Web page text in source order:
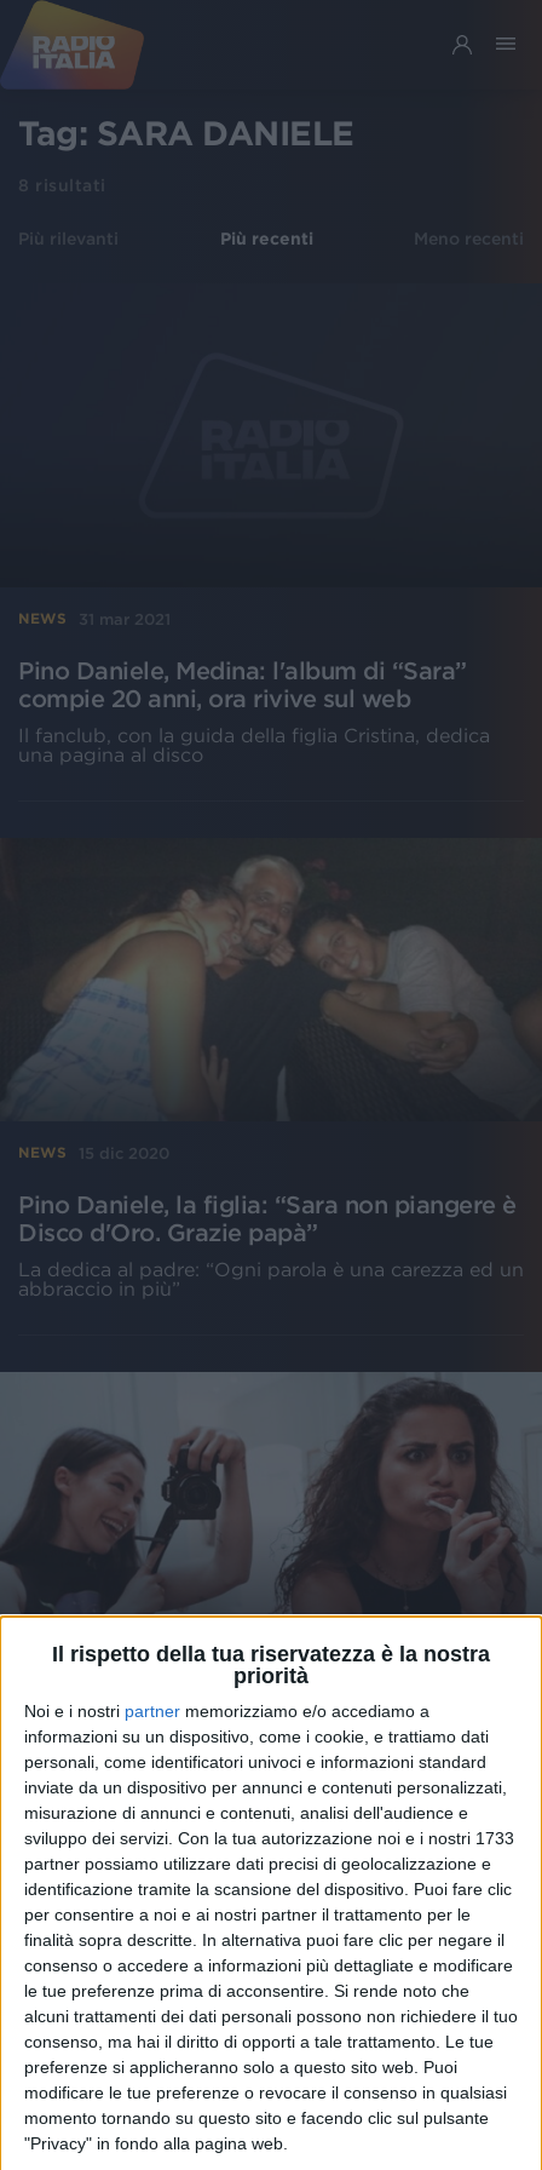
Il rispetto della tua riservatezza è la nostra
priorità
Noi e i nostri partner memorizziamo e/o accediamo a
informazioni su un dispositivo, come i cookie, e trattiamo dati
personali, come identificatori univoci e informazioni standard
inviate da un dispositivo per annunci e contenuti personalizzati,
misurazione di annunci e contenuti, analisi dell'audience e
sviluppo dei servizi. Con la tua autorizzazione noi e i nostri 1733
partner possiamo utilizzare dati precisi di geolocalizzazione e
identificazione tramite la scansione del dispositivo. Puoi fare clic
per consentire a noi e ai nostri partner il trattamento per le
finalità sopra descritte. In alternativa puoi fare clic per negare il
consenso o accedere a informazioni più dettagliate e modificare
le tue preferenze prima di acconsentire. Si rende noto che
alcuni trattamenti dei dati personali possono non richiedere il tuo
consenso, ma hai il diritto di opporti a tale trattamento. Le tue
preferenze si applicheranno solo a questo sito web. Puoi
modificare le tue preferenze o revocare il consenso in qualsiasi
momento tornando su questo sito e facendo clic sul pulsante
"Privacy" in fondo alla pagina web.
Tag: SARA DANIELE
8 risultati
Più rilevanti Più recenti Meno recenti
NEWS 31 mar 2021
Pino Daniele, Medina: l'album di “Sara”
compie 20 anni, ora rivive sul web
Il fanclub, con la guida della figlia Cristina, dedica
una pagina al disco
NEWS 15 dic 2020
Pino Daniele, la figlia: “Sara non piangere è
Disco d'Oro. Grazie papà”
La dedica al padre: “Ogni parola è una carezza ed un
abbraccio in più”
Aurora Ramazzotti e Sara Daniele in
quarantena insieme: foto e video
“Siamo passate da vivere distanti alla stessa città e
alla stessa casa”